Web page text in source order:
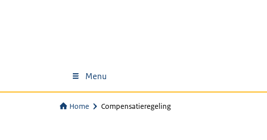
Menu
Home Compensatieregeling